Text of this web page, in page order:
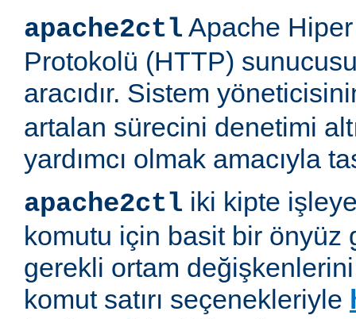
apache2ctl Apache
Protokolü (HTTP)
aracıdır. Sistem
artalan sürecini denetimi
yardımcı olmak amacıyla
apache2ctl iki kipte
komutu için basit bir önyüz
gerekli ortam
komut satırı seçenekleriyle